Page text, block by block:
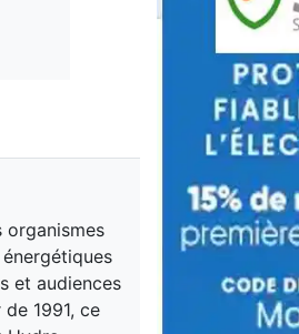
organismes
et audiences
1991, ce